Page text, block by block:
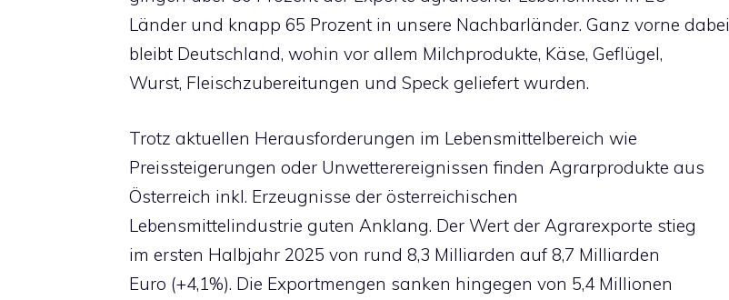
Länder und knapp 65 Prozent in unsere Nachbarländer. Ganz vorne dabei
bleibt Deutschland, wohin vor allem Milchprodukte, Käse, Geflügel,
Wurst, Fleischzubereitungen und Speck geliefert wurden.
Trotz aktuellen Herausforderungen im Lebensmittelbereich wie
Preissteigerungen oder Unwetterereignissen finden Agrarprodukte aus
Österreich inkl. Erzeugnisse der österreichischen
Lebensmittelindustrie guten Anklang. Der Wert der Agrarexporte stieg
im ersten Halbjahr 2025 von rund 8,3 Milliarden auf 8,7 Milliarden
Euro (+4,1%). Die Exportmengen sanken hingegen von 5,4 Millionen